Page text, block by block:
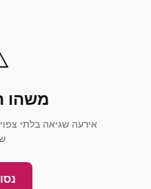
אירעה שגיאה בלתי